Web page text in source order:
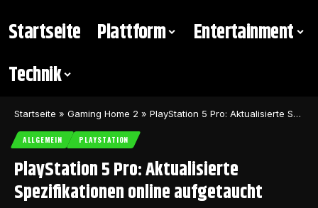
Startseite Plattform
Entertainment
Technik
Startseite » Gaming Home 2 » PlayStation 5 Pro: Aktualisierte Spezifikationen online aufgetaucht
ALLGEMEIN PLAYSTATION
PlayStation 5 Pro: Aktualisierte
Spezifikationen online aufgetaucht